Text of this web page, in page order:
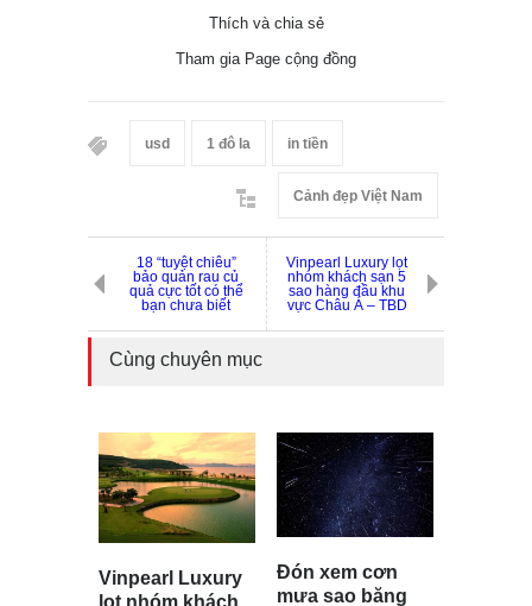
Thích và chia sẻ
Tham gia Page cộng đồng
usd 1 đô la in tiền
Cảnh đẹp Việt Nam
18 “tuyệt chiêu”
bảo quản rau củ
quả cực tốt có thể
bạn chưa biết
Vinpearl Luxury lọt
nhóm khách sạn 5
sao hàng đầu khu
vực Châu Á – TBD
Cùng chuyên mục
Vinpearl Luxury
Đón xem cơn
mưa sao băng